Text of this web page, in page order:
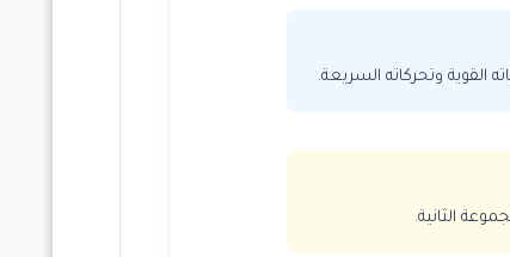
وتحركاته السريعة.
الثانية.